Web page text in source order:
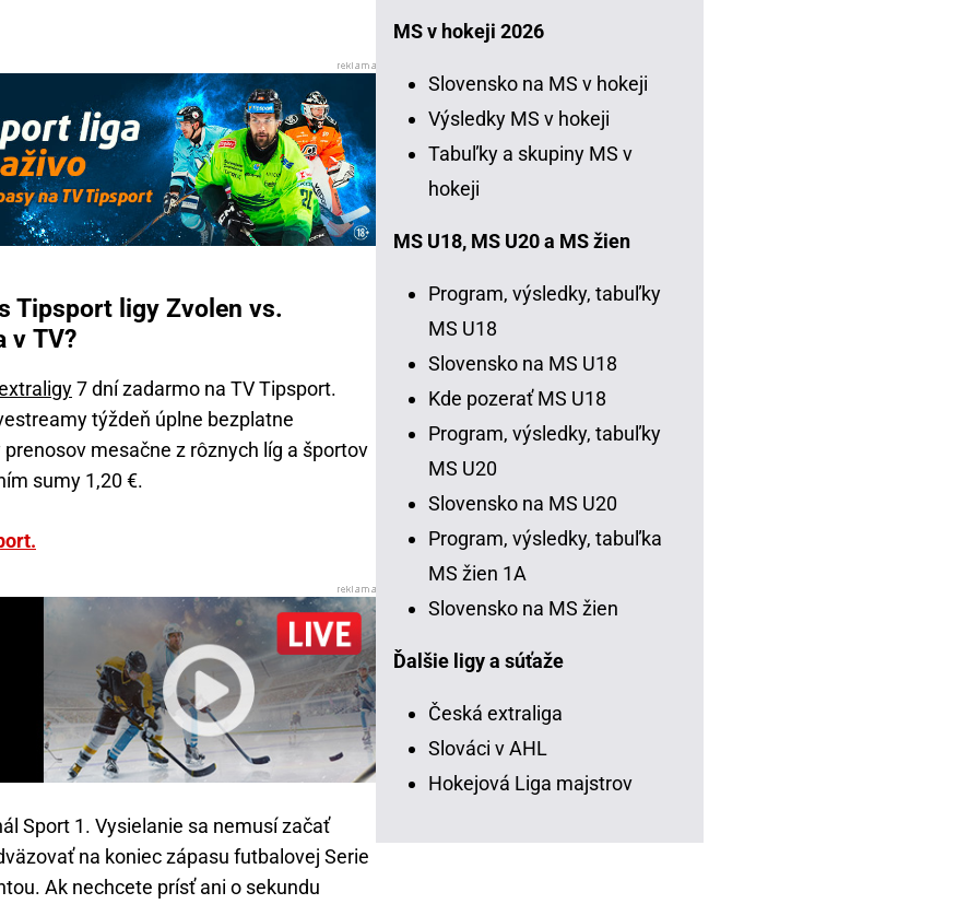
Tipsport ligy Zvolen vs.
v TV?
7 dní zadarmo na TV Tipsport.
týždeň úplne bezplatne
mesačne z rôznych líg a športov
sumy 1,20 €.
Sport 1. Vysielanie sa nemusí začať
na koniec zápasu futbalovej Serie
Ak nechcete prísť ani o sekundu
MS v hokeji 2026
Slovensko na MS v hokeji
Výsledky MS v hokeji
Tabuľky a skupiny MS v
hokeji
MS U18, MS U20 a MS žien
Program, výsledky, tabuľky
MS U18
Slovensko na MS U18
Kde pozerať MS U18
Program, výsledky, tabuľky
MS U20
Slovensko na MS U20
Program, výsledky, tabuľka
MS žien 1A
Slovensko na MS žien
Ďalšie ligy a súťaže
Česká extraliga
Slováci v AHL
Hokejová Liga majstrov